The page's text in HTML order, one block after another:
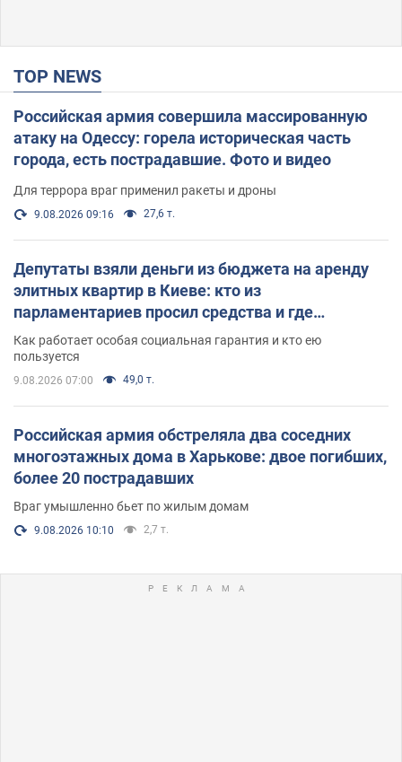
TOP NEWS
Российская армия совершила массированную
атаку на Одессу: горела историческая часть
города, есть пострадавшие. Фото и видео
Для террора враг применил ракеты и дроны
9.08.2026 09:16 27,6 т.
Депутаты взяли деньги из бюджета на аренду
элитных квартир в Киеве: кто из
парламентариев просил средства и где
поселился
Как работает особая социальная гарантия и кто ею
пользуется
9.08.2026 07:00 49,0 т.
Российская армия обстреляла два соседних
многоэтажных дома в Харькове: двое погибших,
более 20 пострадавших
Враг умышленно бьет по жилым домам
9.08.2026 10:10 2,7 т.